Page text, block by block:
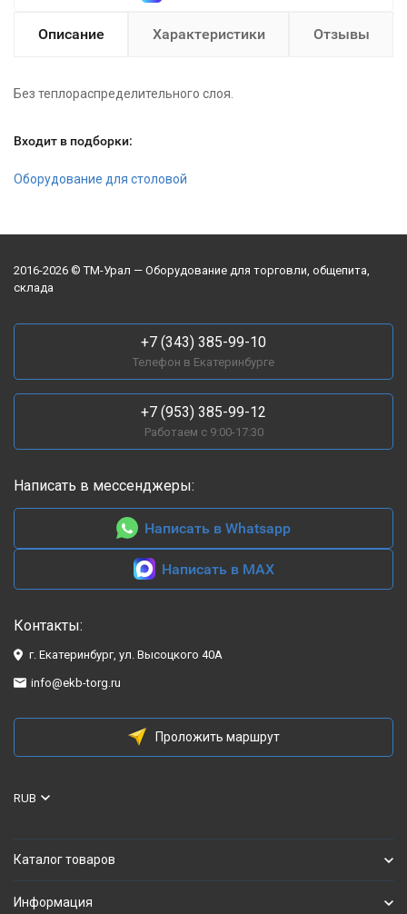
Описание Характеристики Отзывы
Без теплораспределительного слоя.
Входит в подборки:
Оборудование для столовой
2016-2026 © ТМ-Урал — Оборудование для торговли, общепита,
склада
+7 (343) 385-99-10
Телефон в Екатеринбурге
+7 (953) 385-99-12
Работаем с 9:00-17:30
Написать в мессенджеры:
Написать в Whatsapp
Написать в MAX
Контакты:
г. Екатеринбург, ул. Высоцкого 40А
info@ekb-torg.ru
Проложить маршрут
RUB
Каталог товаров
Информация